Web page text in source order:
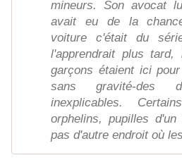
mineurs. Son avocat
avait eu de la
voiture c'était du
l'apprendrait plus tard,
garçons étaient ici
sans gravité-des
inexplicables.
orphelins, pupilles
pas d'autre endroit où